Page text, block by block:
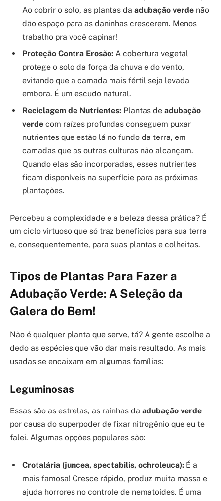
Ao cobrir o solo, as plantas da adubação verde não
dão espaço para as daninhas crescerem. Menos
trabalho pra você capinar!
Proteção Contra Erosão: A cobertura vegetal
protege o solo da força da chuva e do vento,
evitando que a camada mais fértil seja levada
embora. É um escudo natural.
Reciclagem de Nutrientes: Plantas de adubação
verde com raízes profundas conseguem puxar
nutrientes que estão lá no fundo da terra, em
camadas que as outras culturas não alcançam.
Quando elas são incorporadas, esses nutrientes
ficam disponíveis na superfície para as próximas
plantações.
Percebeu a complexidade e a beleza dessa prática? É
um ciclo virtuoso que só traz benefícios para sua terra
e, consequentemente, para suas plantas e colheitas.
Tipos de Plantas Para Fazer a
Adubação Verde: A Seleção da
Galera do Bem!
Não é qualquer planta que serve, tá? A gente escolhe a
dedo as espécies que vão dar mais resultado. As mais
usadas se encaixam em algumas famílias:
Leguminosas
Essas são as estrelas, as rainhas da adubação verde
por causa do superpoder de fixar nitrogênio que eu te
falei. Algumas opções populares são:
Crotalária (juncea, spectabilis, ochroleuca): É a
mais famosa! Cresce rápido, produz muita massa e
ajuda horrores no controle de nematoides. É uma